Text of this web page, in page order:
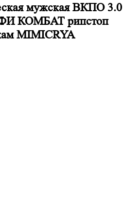
мужская ВКПО 3.0
КОМБАТ рипстоп
MIMICRYA